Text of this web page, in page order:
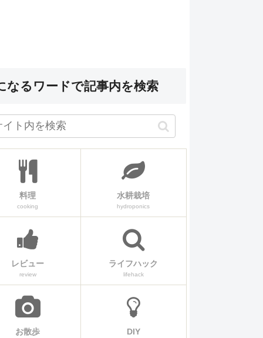
なるワードで記事内を検索
料理
cooking
水耕栽培
hydroponics
レビュー
review
ライフハック
lifehack
お散歩 DIY